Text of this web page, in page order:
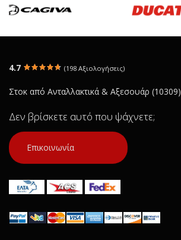
4.7 (198 Αξιολογήσεις)
Στοκ από Ανταλλακτικά & Αξεσουάρ (10309)
Δεν βρίσκετε αυτό που ψάχνετε;
Επικοινωνία